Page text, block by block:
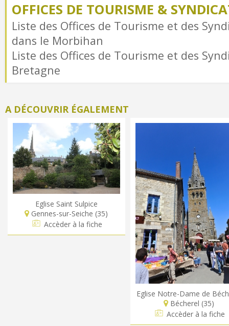
OFFICES DE TOURISME &
Liste des Offices de Tourisme et des
dans le Morbihan
Liste des Offices de Tourisme et des
Bretagne
A DÉCOUVRIR ÉGALEMENT
Eglise Saint Sulpice
Gennes-sur-Seiche (35)
Accèder à la fiche
Eglise Notre-Dame de
Bécherel (35)
Accèder à la fiche